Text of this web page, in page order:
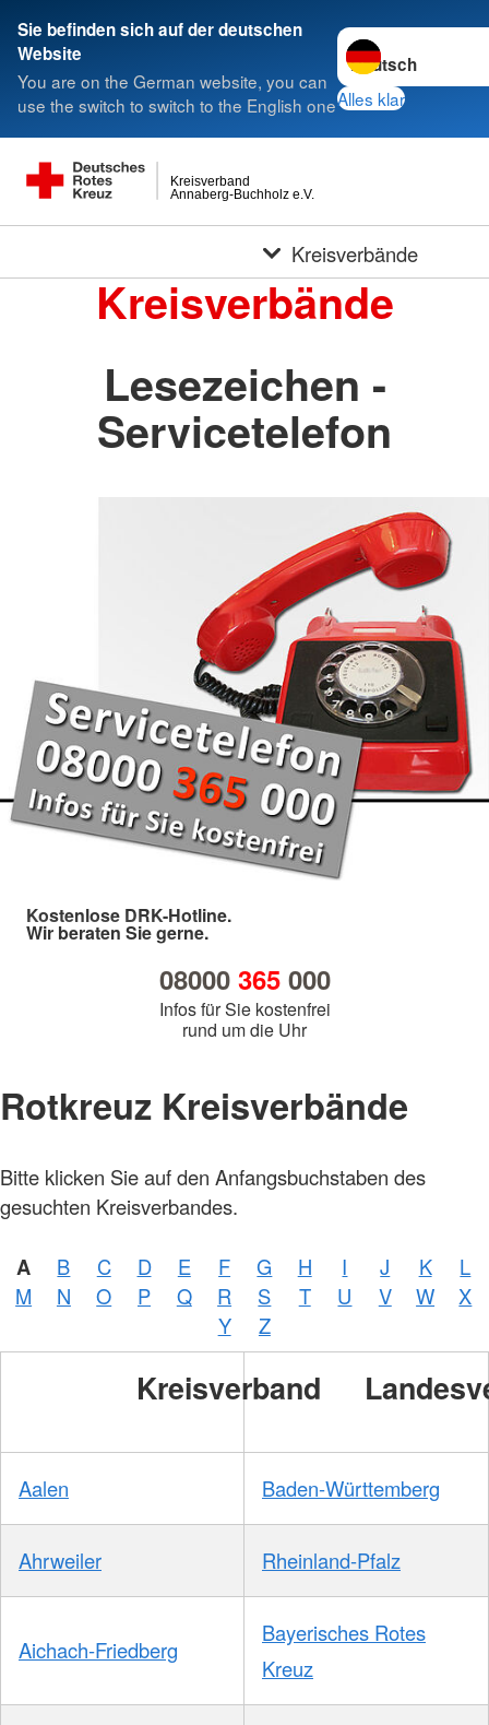
Sie befinden sich auf der deutschen
Website
You are on the German website, you can
use the switch to switch to the English one
Sprache wechseln
Alles klar
Annaberg-Buchholz e.V.
Kreisverband
Kreisverbände
Kreisverbände
Lesezeichen -
Servicetelefon
Kostenlose DRK-Hotline.
Wir beraten Sie gerne.
08000 365000
Infos für Sie kostenfrei
rund um die Uhr
Rotkreuz Kreisverbände
Bitte klicken Sie auf den Anfangsbuchstaben des
gesuchten Kreisverbandes.
A B C D E F G H I J K
L
M
N O P Q R S T U V W
X
Y
Z
Kreisverband
Aalen Baden-Württemberg
Ahrweiler Rheinland-Pfalz
Aichach-Friedberg
Bayerisches Rotes
Kreuz